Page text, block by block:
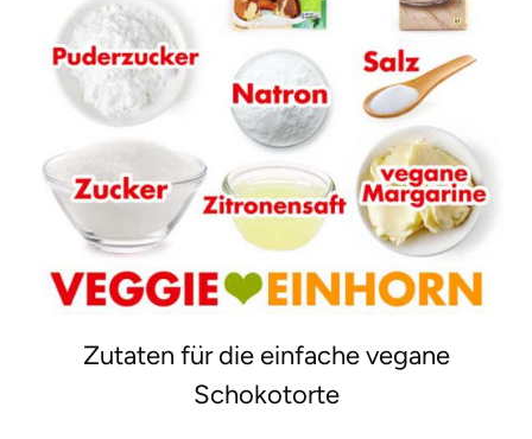
Zutaten für die einfache vegane
Schokotorte